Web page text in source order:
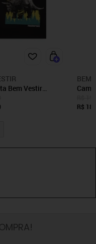
Bem Vestir
BEM
R$